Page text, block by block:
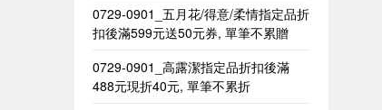
0729-0901_五月花/得意/柔情指定品折
扣後滿599元送50元券, 單筆不累贈​
0729-0901_高露潔指定品折扣後滿
488元現折40元, 單筆不累折